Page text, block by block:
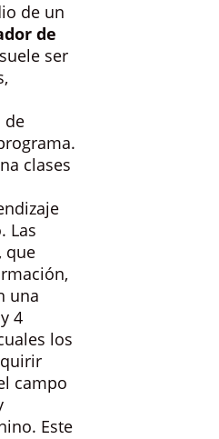
de un
de
suele ser
de
clases
Las
que
una
4
los
campo
Este